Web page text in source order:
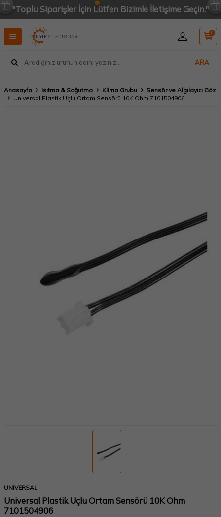
"Toplu Siparişler İçin Lütfen Bizimle İletişime Geçin."
ARA
0
Anasayfa Isıtma & Soğutma Klima Grubu
Sensör ve Algılayıcı Göz
Universal Plastik Uçlu Ortam Sensörü 10K Ohm 7101504906
UNIVERSAL
Universal Plastik Uçlu Ortam Sensörü 10K Ohm
7101504906